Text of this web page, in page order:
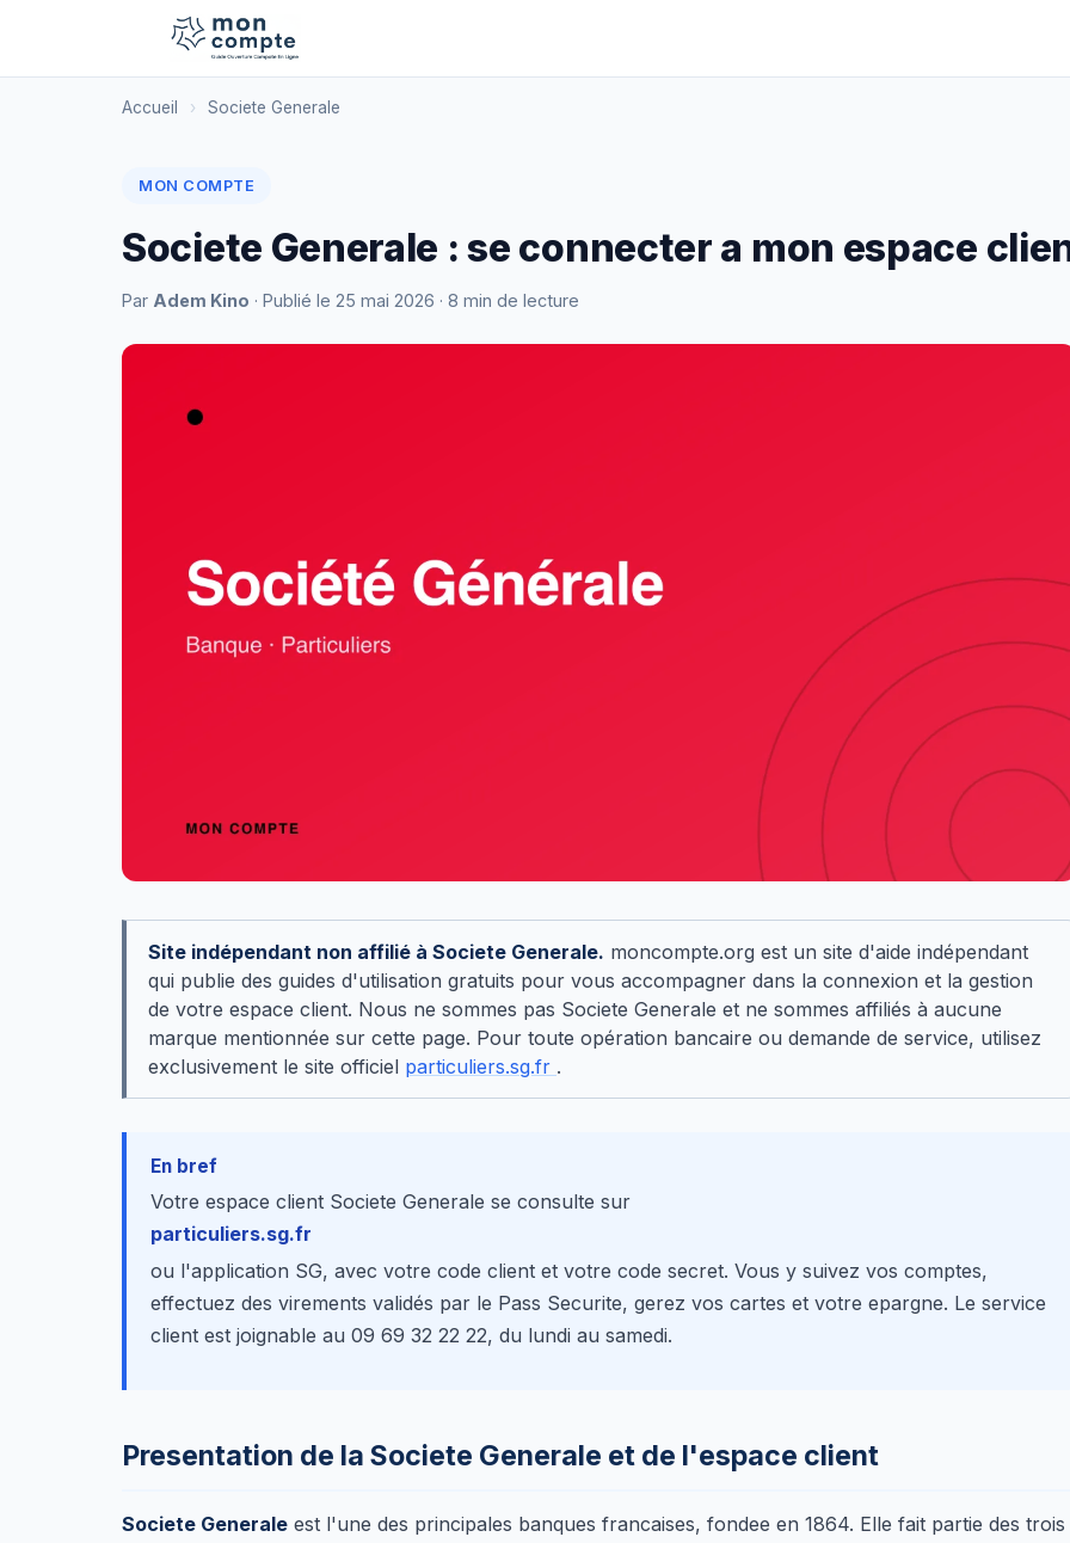
Accueil › Societe Generale
MON COMPTE
Societe Generale : se connecter a mon espace
Par Adem Kino · Publié le 25 mai 2026 · 8 min de lecture
Site indépendant non affilié à Societe Generale. moncompte.org est un site d'aide indépendant
qui publie des guides d'utilisation gratuits pour vous accompagner dans la connexion et la gestion
de votre espace client. Nous ne sommes pas Societe Generale et ne sommes affiliés à aucune
marque mentionnée sur cette page. Pour toute opération bancaire ou demande de service, utilisez
exclusivement le site officiel particuliers.sg.fr .
En bref
Votre espace client Societe Generale se consulte sur
particuliers.sg.fr
ou l'application SG, avec votre code client et votre code secret. Vous y suivez vos comptes,
effectuez des virements validés par le Pass Securite, gerez vos cartes et votre epargne. Le service
client est joignable au 09 69 32 22 22, du lundi au samedi.
Presentation de la Societe Generale et de l'espace client
Societe Generale est l'une des principales banques francaises, fondee en 1864. Elle fait partie des trois